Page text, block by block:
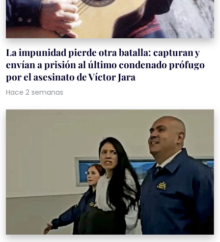
La impunidad pierde otra batalla: capturan y
envían a prisión al último condenado prófugo
por el asesinato de Víctor Jara
Hace 2 semanas